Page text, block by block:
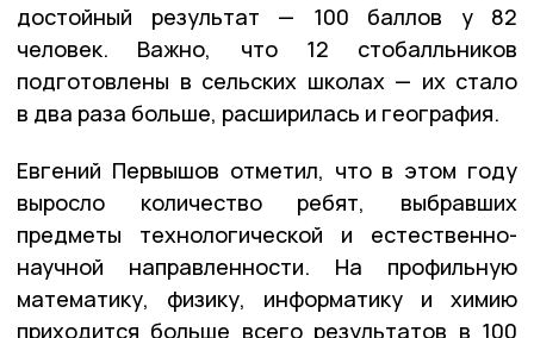
достойный результат — 100 баллов у 82
человек. Важно, что 12 стобалльников
подготовлены в сельских школах — их стало
в два раза больше, расширилась и география.
Евгений Первышов отметил, что в этом году
выросло количество ребят, выбравших
предметы технологической и естественно-
научной направленности. На профильную
математику, физику, информатику и химию
приходится больше всего результатов в 100